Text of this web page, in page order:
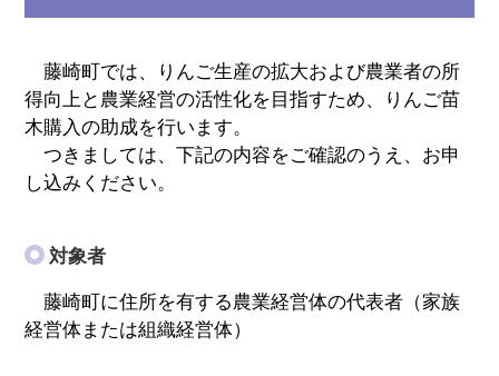
藤崎町では、りんご生産の拡大および農業者の所
得向上と農業経営の活性化を目指すため、りんご苗
木購入の助成を行います。
つきましては、下記の内容をご確認のうえ、お申
し込みください。
対象者
藤崎町に住所を有する農業経営体の代表者（家族
経営体または組織経営体）